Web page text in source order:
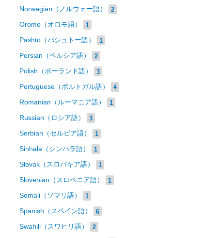
Norwegian（ノルウェー語） 2
Oromo（オロモ語） 1
Pashto（パシュトー語） 1
Persian（ペルシア語） 2
Polish（ポーランド語） 3
Portuguese（ポルトガル語） 4
Romanian（ルーマニア語） 1
Russian（ロシア語） 3
Serbian（セルビア語） 1
Sinhala（シンハラ語） 1
Slovak（スロバキア語） 1
Slovenian（スロベニア語） 1
Somali（ソマリ語） 1
Spanish（スペイン語） 6
Swahili（スワヒリ語） 2